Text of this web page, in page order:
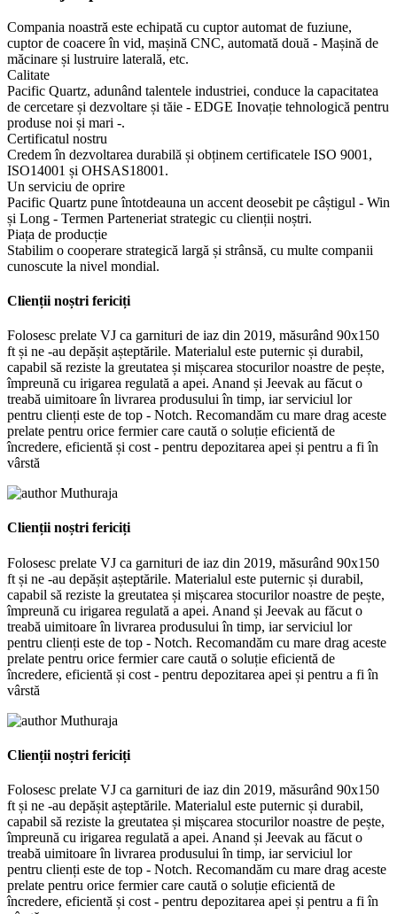
Compania noastră este echipată cu cuptor automat de fuziune,
cuptor de coacere în vid, mașină CNC, automată două - Mașină de
măcinare și lustruire laterală, etc.
Calitate
Pacific Quartz, adunând talentele industriei, conduce la capacitatea
de cercetare și dezvoltare și tăie - EDGE Inovație tehnologică pentru
produse noi și mari -.
Certificatul nostru
Credem în dezvoltarea durabilă și obținem certificatele ISO 9001,
ISO14001 și OHSAS18001.
Un serviciu de oprire
Pacific Quartz pune întotdeauna un accent deosebit pe câștigul - Win
și Long - Termen Parteneriat strategic cu clienții noștri.
Piața de producție
Stabilim o cooperare strategică largă și strânsă, cu multe companii
cunoscute la nivel mondial.
Clienții noștri fericiți
Folosesc prelate VJ ca garnituri de iaz din 2019, măsurând 90x150
ft și ne -au depășit așteptările. Materialul este puternic și durabil,
capabil să reziste la greutatea și mișcarea stocurilor noastre de pește,
împreună cu irigarea regulată a apei. Anand și Jeevak au făcut o
treabă uimitoare în livrarea produsului în timp, iar serviciul lor
pentru clienți este de top - Notch. Recomandăm cu mare drag aceste
prelate pentru orice fermier care caută o soluție eficientă de
încredere, eficientă și cost - pentru depozitarea apei și pentru a fi în
vârstă
Muthuraja
Clienții noștri fericiți
Folosesc prelate VJ ca garnituri de iaz din 2019, măsurând 90x150
ft și ne -au depășit așteptările. Materialul este puternic și durabil,
capabil să reziste la greutatea și mișcarea stocurilor noastre de pește,
împreună cu irigarea regulată a apei. Anand și Jeevak au făcut o
treabă uimitoare în livrarea produsului în timp, iar serviciul lor
pentru clienți este de top - Notch. Recomandăm cu mare drag aceste
prelate pentru orice fermier care caută o soluție eficientă de
încredere, eficientă și cost - pentru depozitarea apei și pentru a fi în
vârstă
Muthuraja
Clienții noștri fericiți
Folosesc prelate VJ ca garnituri de iaz din 2019, măsurând 90x150
ft și ne -au depășit așteptările. Materialul este puternic și durabil,
capabil să reziste la greutatea și mișcarea stocurilor noastre de pește,
împreună cu irigarea regulată a apei. Anand și Jeevak au făcut o
treabă uimitoare în livrarea produsului în timp, iar serviciul lor
pentru clienți este de top - Notch. Recomandăm cu mare drag aceste
prelate pentru orice fermier care caută o soluție eficientă de
încredere, eficientă și cost - pentru depozitarea apei și pentru a fi în